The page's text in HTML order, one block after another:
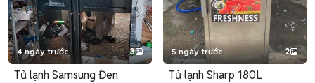
4 ngày trước 3
Tủ lạnh Samsung Đen
5 ngày trước 2
Tủ lạnh Sharp 180L